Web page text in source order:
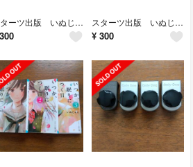
スターツ出版 いぬじゅん 今夜、きみの声が聴こえる
300
スターツ出版 いぬじゅん 三月の雪は、きみの嘘
¥ 300